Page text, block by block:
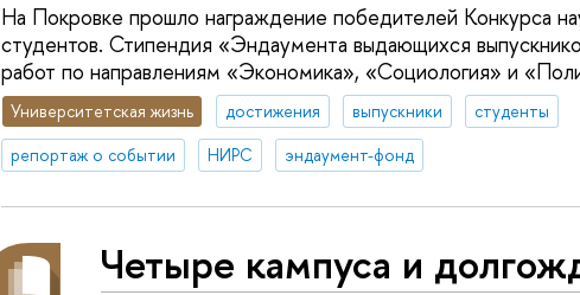
На Покровке прошло награждение победителей Конкурса
студентов. Стипендия «Эндаумента выдающихся
работ по направлениям «Экономика», «Социология» и
Университетская жизнь достижения выпускники
студенты
репортаж о событии
НИРС эндаумент-фонд
Четыре кампуса и